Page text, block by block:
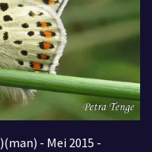
- Mei 2015 -